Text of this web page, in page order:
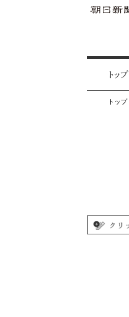
トップ
トップ